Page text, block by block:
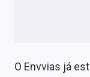
Conteúdo de Marca
O Envvias já